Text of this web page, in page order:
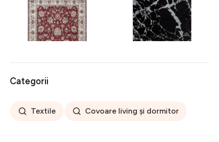
Covor rezistent Eko, ALT
05 - Red, Ivory, 100%
poliester, 80 x 150 cm
256 lei
Covor rezistent SM 21 -
Black, Silver XW, 80x300
441 lei
Categorii
Textile Covoare living și dormitor